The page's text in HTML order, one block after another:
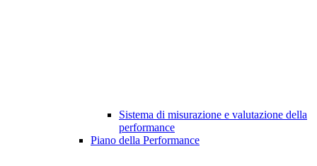
Sistema di misurazione e valutazione della
performance
Piano della Performance